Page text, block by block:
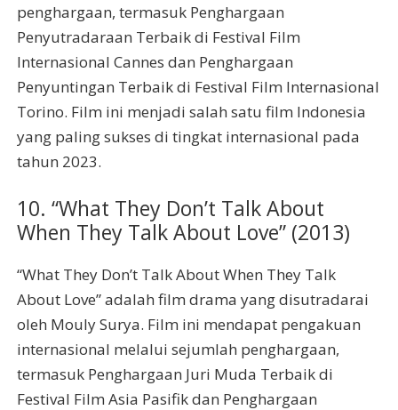
penghargaan, termasuk Penghargaan
Penyutradaraan Terbaik di Festival Film
Internasional Cannes dan Penghargaan
Penyuntingan Terbaik di Festival Film Internasional
Torino. Film ini menjadi salah satu film Indonesia
yang paling sukses di tingkat internasional pada
tahun 2023.
10. “What They Don’t Talk About
When They Talk About Love” (2013)
“What They Don’t Talk About When They Talk
About Love” adalah film drama yang disutradarai
oleh Mouly Surya. Film ini mendapat pengakuan
internasional melalui sejumlah penghargaan,
termasuk Penghargaan Juri Muda Terbaik di
Festival Film Asia Pasifik dan Penghargaan